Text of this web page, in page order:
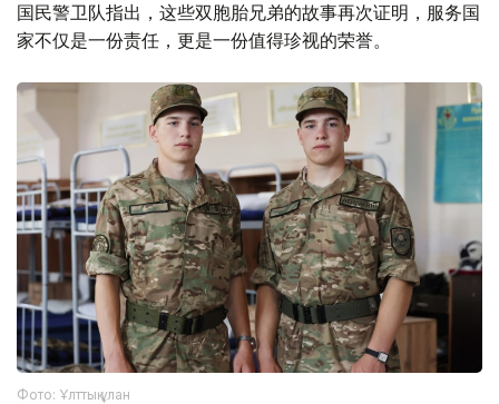
国民警卫队指出，这些双胞胎兄弟的故事再次证明，服务国
家不仅是一份责任，更是一份值得珍视的荣誉。
Фото: Ұлттық ұлан